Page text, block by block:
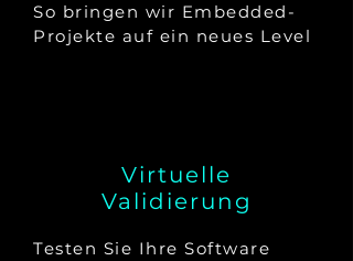
So bringen wir Embedded-
Projekte auf ein neues Level
Virtuelle
Validierung
Testen Sie Ihre Software